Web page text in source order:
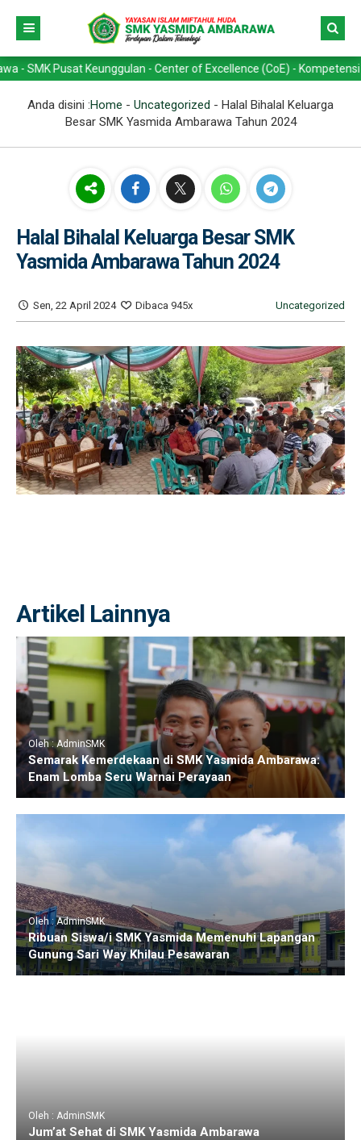
Pusat Keunggulan - Center of Excellence (CoE) - Kompetensi
Anda disini :Home - Uncategorized - Halal Bihalal Keluarga
Besar SMK Yasmida Ambarawa Tahun 2024
Halal Bihalal Keluarga Besar SMK
Yasmida Ambarawa Tahun 2024
Sen, 22 April 2024 Dibaca 945x Uncategorized
Artikel Lainnya
Oleh : AdminSMK
Semarak Kemerdekaan di SMK Yasmida Ambarawa:
Enam Lomba Seru Warnai Perayaan
Oleh : AdminSMK
Ribuan Siswa/i SMK Yasmida Memenuhi Lapangan
Gunung Sari Way Khilau Pesawaran
Oleh : AdminSMK
Jum’at Sehat di SMK Yasmida Ambarawa